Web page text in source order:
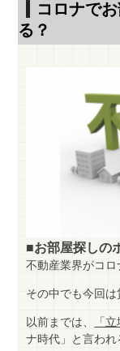
コロナで
る？
■お部屋探しの
不動産業界がコロ
その中でも今回は
以前までは、 「
ナ時代」と言われ